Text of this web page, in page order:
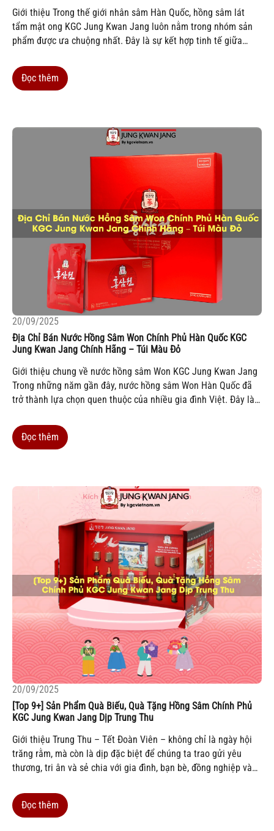
Giới thiệu Trong thế giới nhân sâm Hàn Quốc, hồng sâm lát
tẩm mật ong KGC Jung Kwan Jang luôn nằm trong nhóm sản
phẩm được ưa chuộng nhất. Đây là sự kết hợp tinh tế giữa
hương vị ngọt...
Đọc thêm
20/09/2025
Địa Chỉ Bán Nước Hồng Sâm Won Chính Phủ Hàn Quốc KGC
Jung Kwan Jang Chính Hãng – Túi Màu Đỏ
Giới thiệu chung về nước hồng sâm Won KGC Jung Kwan Jang
Trong những năm gần đây, nước hồng sâm Won Hàn Quốc đã
trở thành lựa chọn quen thuộc của nhiều gia đình Việt. Đây là
Ginseng...
Đọc thêm
20/09/2025
[Top 9+] Sản Phẩm Quà Biếu, Quà Tặng Hồng Sâm Chính Phủ
KGC Jung Kwan Jang Dịp Trung Thu
Giới thiệu Trung Thu – Tết Đoàn Viên – không chỉ là ngày hội
trăng rằm, mà còn là dịp đặc biệt để chúng ta trao gửi yêu
thương, tri ân và sẻ chia với gia đình, bạn bè, đồng nghiệp và
Đọc thêm